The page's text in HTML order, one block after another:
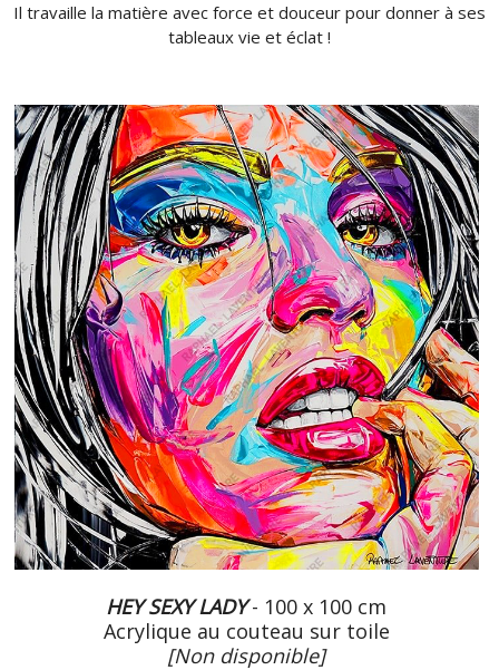
Il travaille la matière avec force et douceur pour donner à ses
tableaux vie et éclat !
HEY SEXY LADY- 100 x 100 cm
Acrylique au couteau sur toile
[Non disponible]